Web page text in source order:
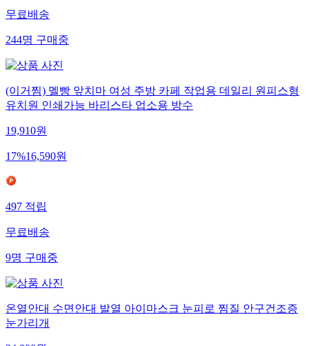
무료배송
244명구매중
(이거찜) 멜빵 앞치마 여성 주방 카페 작업용 데일리 원피스형
유치원 인쇄가능 바리스타 업소용 방수
19,910원
17%16,590원
497적립
무료배송
9명구매중
온열안대 수면안대 발열 아이마스크 눈피로 찜질 안구건조증
눈가리개